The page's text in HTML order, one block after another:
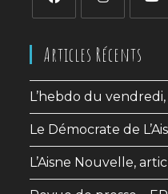
dans
un
nouvel
dans
nouvel
dans
nouvel
onglet
Articles Récents
L’hebdo du
Le Démocrate de
L’Aisne Nouvelle,